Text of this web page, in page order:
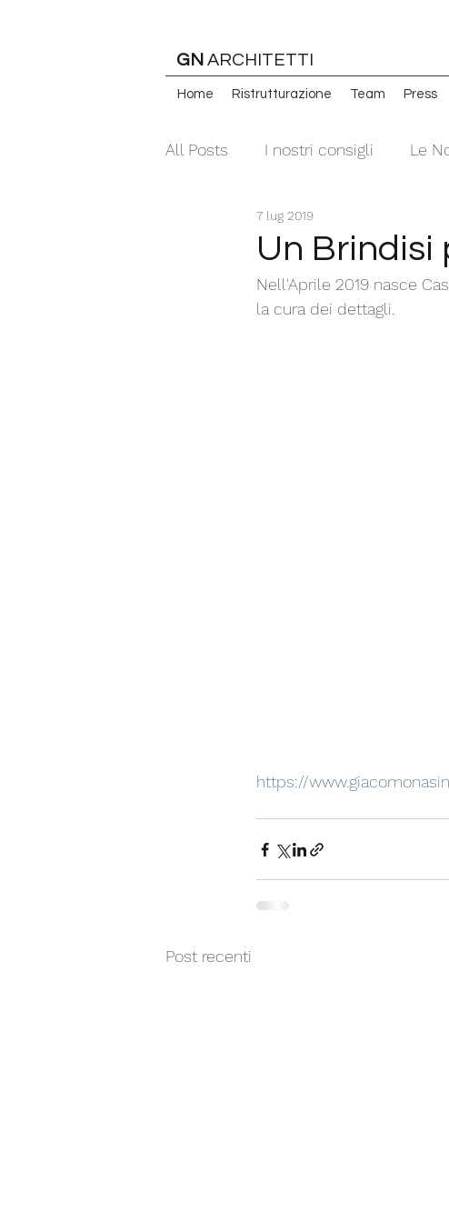
GN ARCHITETTI
Home Ristrutturazione Team Press
All Posts I nostri consigli Le
Un Brindisi
7 lug 2019
Nell'Aprile 2019 nasce
la cura dei dettagli.
https://
Post recenti